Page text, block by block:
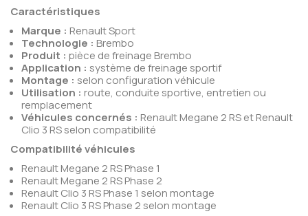
Caractéristiques
Marque : Renault Sport
Technologie : Brembo
Produit : pièce de freinage Brembo
Application : système de freinage sportif
Montage : selon configuration véhicule
Utilisation : route, conduite sportive, entretien ou
remplacement
Véhicules concernés : Renault Megane 2 RS et Renault
Clio 3 RS selon compatibilité
Compatibilité véhicules
Renault Megane 2 RS Phase 1
Renault Megane 2 RS Phase 2
Renault Clio 3 RS Phase 1 selon montage
Renault Clio 3 RS Phase 2 selon montage